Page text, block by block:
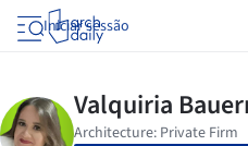
Iniciar sessão